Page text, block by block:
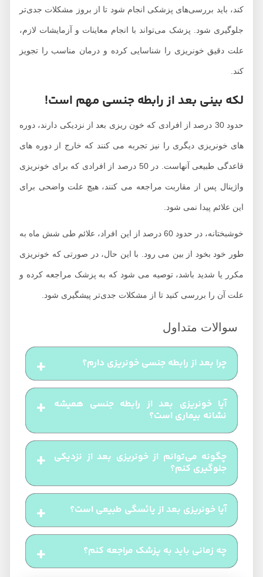
کند، باید بررسی‌های پزشکی انجام شود تا از بروز مشکلات جدی‌تر
جلوگیری شود. پزشک می‌تواند با انجام معاینات و آزمایشات لازم،
علت دقیق خونریزی را شناسایی کرده و درمان مناسب را تجویز
لکه‌ بینی بعد از رابطه جنسی مهم است!
حدود 30 درصد از افرادی که خون ریزی بعد از نزدیکی دارند، دوره‌
های خونریزی دیگری را نیز تجربه می‌ کنند که خارج از دوره‌ های
قاعدگی طبیعی آنهاست. در 50 درصد از افرادی که برای خونریزی
واژینال پس از مقاربت مراجعه می‌ کنند، هیچ علت واضحی برای
این علائم پیدا نمی‌ شود.
خوشبختانه، در حدود 60 درصد از این افراد، علائم طی شش ماه به
طور خود بخود از بین می‌ رود. با این حال، در صورتی که خونریزی
مکرر یا شدید باشد، توصیه می‌ شود که به پزشک مراجعه کرده و
علت آن را بررسی کنید تا از مشکلات جدی‌تر پیشگیری شود.
چرا بعد از رابطه جنسی خونریزی دارم؟
خونریزی بعد از نزدیکی ممکن است به دلایل مختلفی
مانند عفونت، زخم دهانه رحم، خشکی واژن، یا مشکلات
ساختاری مانند پولیپ یا فیبروم رخ دهد.
آیا خونریزی بعد از رابطه جنسی همیشه
نشانه بیماری است؟
خونریزی بعد از مقاربت همیشه به بیماری اشاره
نمی‌کند. در بسیاری از موارد، این خونریزی ممکن است
به دلیل تحریک یا خشکی واژن یا عوامل هورمونی باشد.
چگونه می‌توانم از خونریزی بعد از نزدیکی
جلوگیری کنم؟
استفاده از روان‌کننده‌ها برای کاهش خشکی واژن،
مراجعه به پزشک برای بررسی مشکلات هورمونی، و
درمان عفونت‌ها می‌تواند کمک کننده باشد.
آیا خونریزی بعد از یائسگی طبیعی است؟
خونریزی بعد از یائسگی معمولاً غیرطبیعی است و باید
فوراً توسط پزشک بررسی شود، زیرا می‌تواند نشانه‌ای
چه زمانی باید به پزشک مراجعه کنم؟